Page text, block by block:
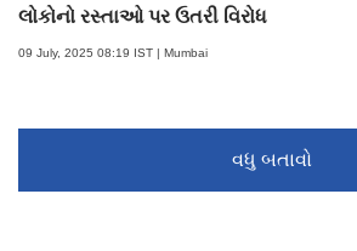
લોકોનો રસ્તાઓ પર ઉતરી વિરોધ
09 July, 2025 08:19 IST | Mumbai
વધુ બતાવો